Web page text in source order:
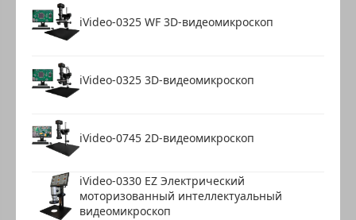
iVideo-0325 WF 3D-видеомикроскоп
iVideo-0325 3D-видеомикроскоп
iVideo-0745 2D-видеомикроскоп
iVideo-0330 EZ Электрический
моторизованный интеллектуальный
видеомикроскоп